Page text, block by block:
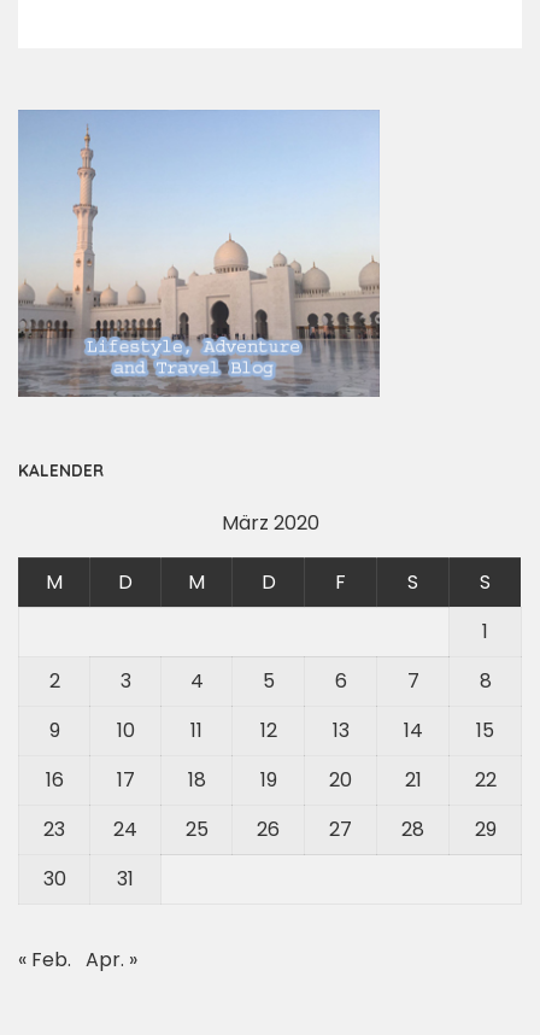
KALENDER
März 2020
M D M D F S
S
1
2
3 4 5 6 7
8
9
10 11 12 13 14
15
16
17 18 19 20 21
22
23
24 25 26 27 28
29
30
31
« Feb. Apr. »